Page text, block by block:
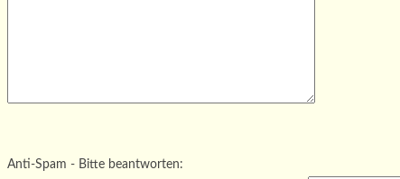
Bitte lasse dieses Feld leer.
Anti-Spam - Bitte beantworten: